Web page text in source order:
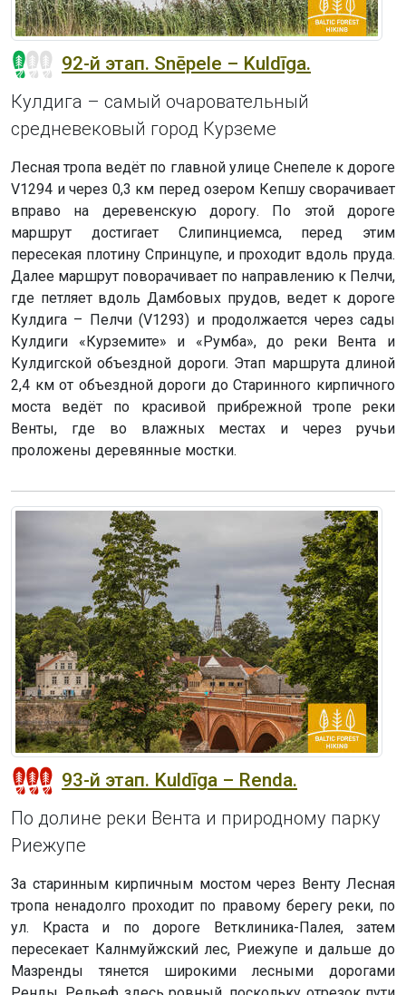
92-й этап. Snēpele – Kuldīga.
Кулдигa – самый очаровательный
средневековый город Курземе
Лесная тропа ведёт по главной улице Снепеле к дороге
V1294 и через 0,3 км перед озером Кепшу сворачивает
вправо на деревенскую дорогу. По этой дороге
маршрут достигает Слипинциемса, перед этим
пересекая плотину Спринцупе, и проходит вдоль пруда.
Далее маршрут поворачивает по направлению к Пелчи,
где петляет вдоль Дамбовых прудов, ведет к дороге
Кулдига – Пелчи (V1293) и продолжается через сады
Кулдиги «Курземите» и «Румба», до реки Вента и
Кулдигской объездной дороги. Этап маршрута длиной
2,4 км от объездной дороги до Старинного кирпичного
моста ведёт по красивой прибрежной тропе реки
Венты, где во влажных местах и через ручьи
проложены деревянные мостки.
93-й этап. Kuldīga – Renda.
По долине реки Вента и природному парку
Риежупе
За старинным кирпичным мостом через Венту Лесная
тропа ненадолго проходит по правому берегу реки, по
ул. Краста и по дороге Ветклиника-Палея, затем
пересекает Калнмуйжский лес, Риежупе и дальше до
Мазренды тянется широкими лесными дорогами